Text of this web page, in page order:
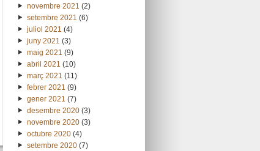
novembre 2021 (2)
setembre 2021 (6)
juliol 2021 (4)
juny 2021 (3)
maig 2021 (9)
abril 2021 (10)
març 2021 (11)
febrer 2021 (9)
gener 2021 (7)
desembre 2020(3)
novembre 2020(3)
octubre 2020(4)
setembre 2020(7)